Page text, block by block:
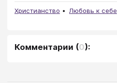
Христианство Любовь к себе
Комментарии (0):